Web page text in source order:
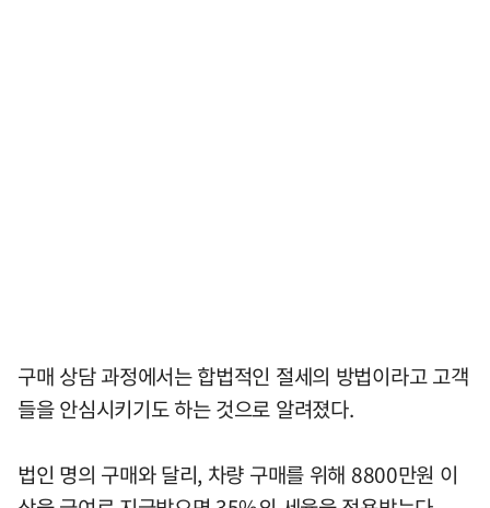
구매 상담 과정에서는 합법적인 절세의 방법이라고 고객
들을 안심시키기도 하는 것으로 알려졌다.
법인 명의 구매와 달리, 차량 구매를 위해 8800만원 이